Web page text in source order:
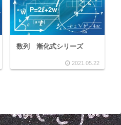
数列 漸化式シリーズ
2021.05.22